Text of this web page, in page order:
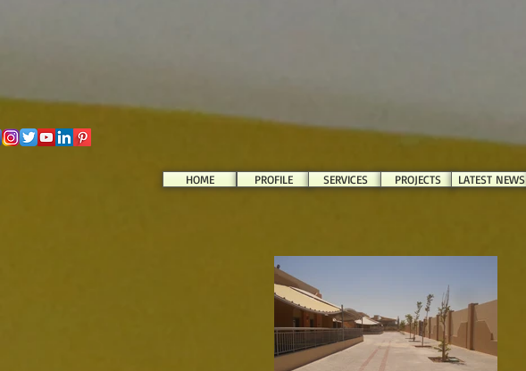
HOME PROFILE SERVICES PROJECTS LATEST NEWS